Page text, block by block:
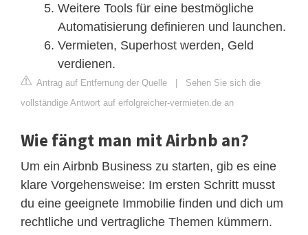
Weitere Tools für eine bestmögliche
Automatisierung definieren und launchen.
Vermieten, Superhost werden, Geld
verdienen.
Antrag auf Entfernung der Quelle | Sehen Sie sich die
vollständige Antwort auf erfolgreicher-vermieten.de an
Wie fängt man mit Airbnb an?
Um ein Airbnb Business zu starten, gib es eine
klare Vorgehensweise: Im ersten Schritt musst
du eine geeignete Immobilie finden und dich um
rechtliche und vertragliche Themen kümmern.